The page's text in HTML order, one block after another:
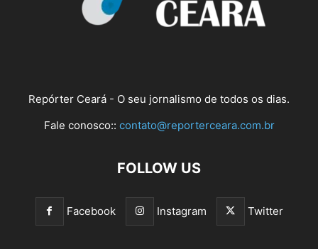
Repórter Ceará - O seu jornalismo de todos os dias.
Fale conosco:: contato@reporterceara.com.br
FOLLOW US
Facebook Instagram Twitter